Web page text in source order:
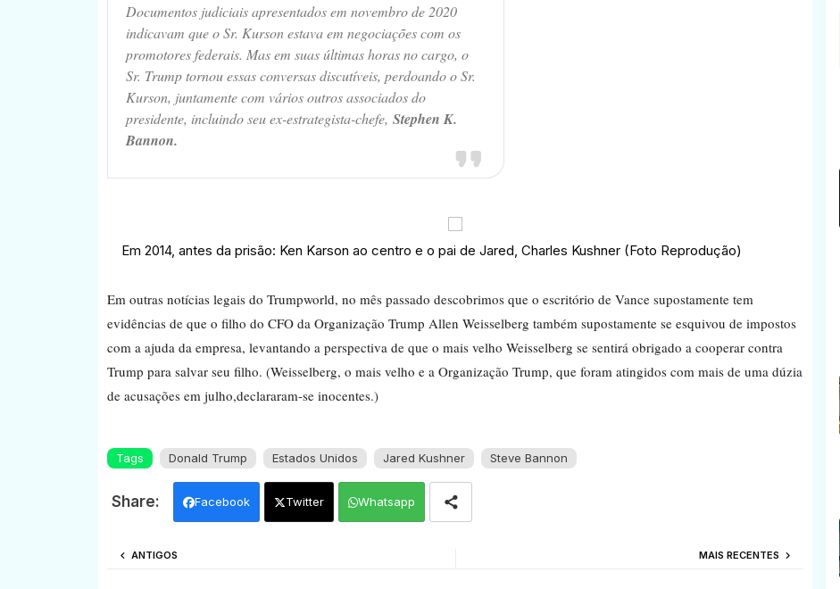
Documentos judiciais apresentados em novembro de 2020
indicavam que o Sr. Kurson estava em negociações com os
promotores federais. Mas em suas últimas horas no cargo, o
Sr. Trump tornou essas conversas discutíveis, perdoando o Sr.
Kurson, juntamente com vários outros associados do
presidente, incluindo seu ex-estrategista-chefe, Stephen K.
Bannon.
Em 2014, antes da prisão: Ken Karson ao centro e o pai de Jared, Charles Kushner (Foto Reprodução)
Em outras notícias legais do Trumpworld, no mês passado descobrimos que o escritório de Vance supostamente tem
evidências de que o filho do CFO da Organização Trump Allen Weisselberg também supostamente se esquivou de impostos
com a ajuda da empresa, levantando a perspectiva de que o mais velho Weisselberg se sentirá obrigado a cooperar contra
Trump para salvar seu filho. (Weisselberg, o mais velho e a Organização Trump, que foram atingidos com mais de uma dúzia
de acusações em julho,declararam-se inocentes.)
Tags Donald Trump Estados Unidos Jared Kushner Steve Bannon
Facebook Twitter Whatsapp
MAIS RECENTES
ANTIGOS